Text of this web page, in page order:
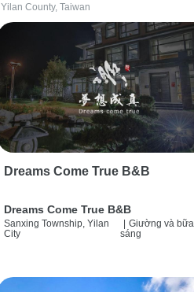
Yilan County, Taiwan
Dreams Come True B&B
Dreams Come True B&B
Sanxing Township, Yilan
City
| Giường và bữa
sáng